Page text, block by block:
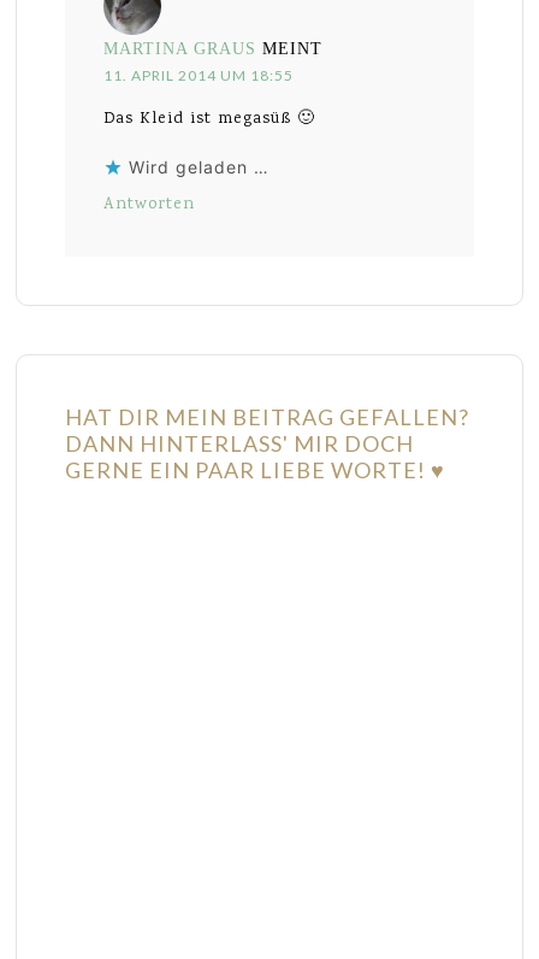
MARTINA GRAUS MEINT
11. APRIL 2014 UM 18:55
Das Kleid ist megasüß 🙂
Wird geladen …
Antworten
HAT DIR MEIN BEITRAG GEFALLEN?
DANN HINTERLASS' MIR DOCH
GERNE EIN PAAR LIEBE WORTE! ♥